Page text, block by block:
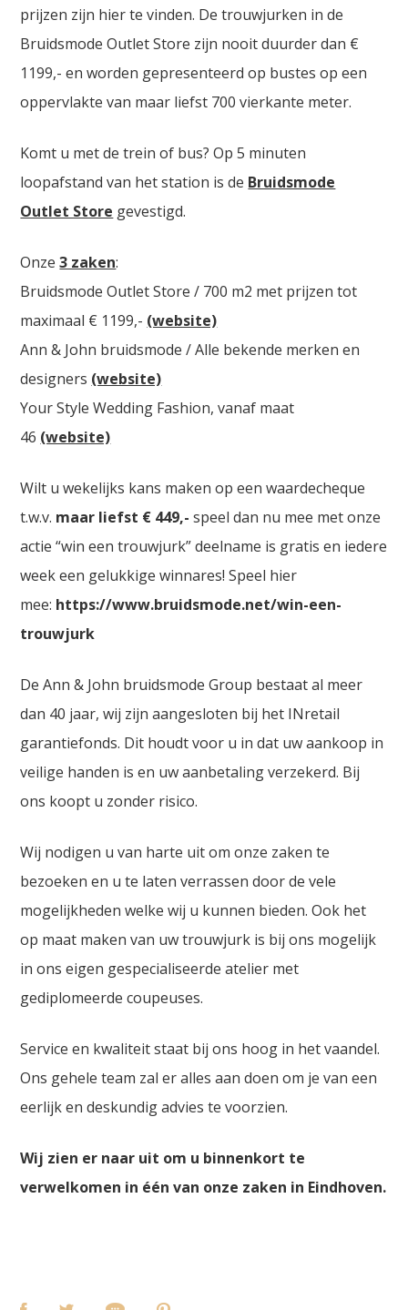
prijzen zijn hier te vinden. De trouwjurken in de
Bruidsmode Outlet Store zijn nooit duurder dan €
1199,- en worden gepresenteerd op bustes op een
oppervlakte van maar liefst 700 vierkante meter.
Komt u met de trein of bus? Op 5 minuten
loopafstand van het station is de Bruidsmode
Outlet Store gevestigd.
Onze3 zaken:
Bruidsmode Outlet Store / 700 m2 met prijzen tot
maximaal € 1199,- (website)
Ann & John bruidsmode / Alle bekende merken en
designers (website)
Your Style Wedding Fashion, vanaf maat
46 (website)
Wilt u wekelijks kans maken op een waardecheque
t.w.v. maar liefst € 449,- speel dan nu mee met onze
actie “win een trouwjurk” deelname is gratis en iedere
week een gelukkige winnares! Speel hier
mee: https://www.bruidsmode.net/win-een-
trouwjurk
De Ann & John bruidsmode Group bestaat al meer
dan 40 jaar, wij zijn aangesloten bij het INretail
garantiefonds. Dit houdt voor u in dat uw aankoop in
veilige handen is en uw aanbetaling verzekerd. Bij
ons koopt u zonder risico.
Wij nodigen u van harte uit om onze zaken te
bezoeken en u te laten verrassen door de vele
mogelijkheden welke wij u kunnen bieden. Ook het
op maat maken van uw trouwjurk is bij ons mogelijk
in ons eigen gespecialiseerde atelier met
gediplomeerde coupeuses.
Service en kwaliteit staat bij ons hoog in het vaandel.
Ons gehele team zal er alles aan doen om je van een
eerlijk en deskundig advies te voorzien.
Wij zien er naar uit om u binnenkort te
verwelkomen in één van onze zaken in Eindhoven.